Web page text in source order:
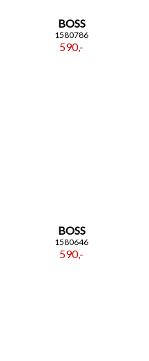
BOSS
1580786
590,-
BOSS
1580646
590,-